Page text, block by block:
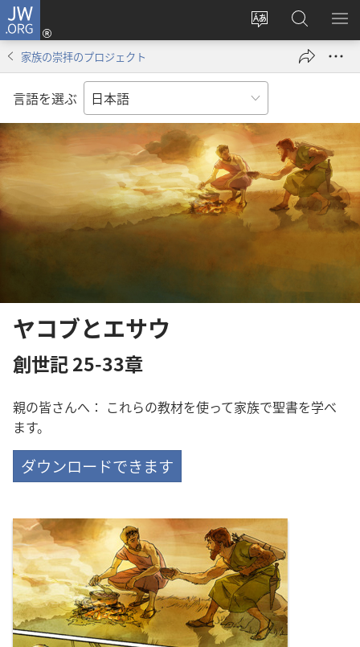
JW.ORG
サ
ト
の
言
を
変
え
る
ロ
グ
ン
し
い
タ
ブ
で
開
く）
JW.ORG
の
検
メ
を
家族の崇拝のプロジェクト
言語を選ぶ
ヤコブとエサウ
創世記 25-33章
親の皆さんへ： これらの教材を使って家族で聖書を学べ
ます。
ダウンロードできます